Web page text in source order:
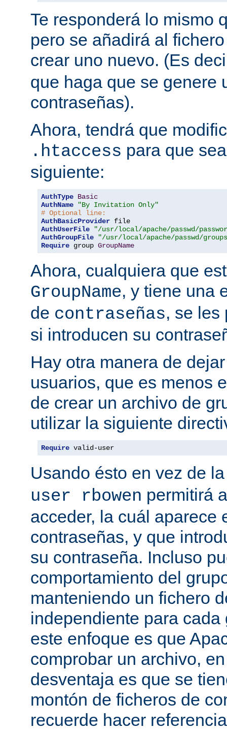
Te responderá lo mismo
pero se añadirá al
crear uno nuevo. (Es
que haga que se genere
contraseñas).
Ahora, tendrá que
.htaccess para que
siguiente:
AuthType Basic
AuthName
"By Invitation Only"
# Optional line:
AuthBasicProvider
AuthUserFile
"/usr/local/apache/passwd/
AuthGroupFile
"/usr/local/apache/passwd/
Require group GroupName
Ahora, cualquiera que
GroupName, y tiene una
de contraseñas, se les
si introducen su
Hay otra manera de
usuarios, que es menos
de crear un archivo de
utilizar la siguiente
Require valid-user
Usando ésto en vez de
user rbowen permitirá
acceder, la cuál aparece
contraseñas, y que
su contraseña. Incluso
comportamiento del
manteniendo un fichero
independiente para
este enfoque es que
comprobar un archivo,
desventaja es que se
montón de ficheros de
recuerde hacer